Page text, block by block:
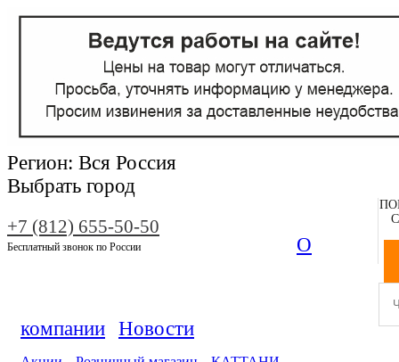
Регион: Вся Россия
Выбрать город
+7 (812) 655-50-50
Бесплатный звонок по России О
компании Новости